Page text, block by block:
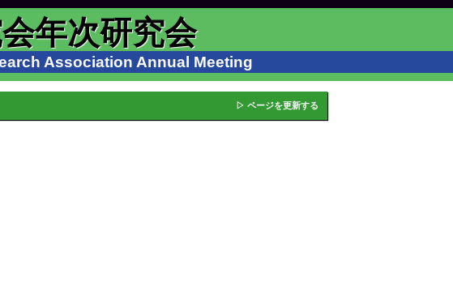
年次研究会
Association Annual Meeting
▷ ページを更新する